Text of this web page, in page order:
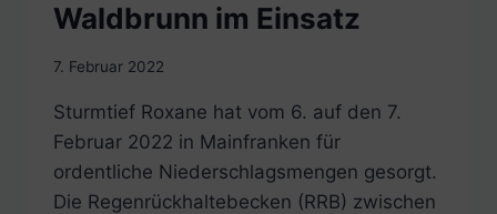
Waldbrunn im Einsatz
7. Februar 2022
Sturmtief Roxane hat vom 6. auf den 7.
Februar 2022 in Mainfranken für
ordentliche Niederschlagsmengen gesorgt.
Die Regenrückhaltebecken (RRB) zwischen